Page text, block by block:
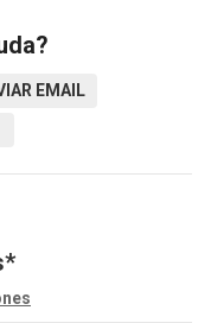
EMAIL